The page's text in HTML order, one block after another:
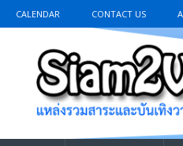
CALENDAR CONTACT US